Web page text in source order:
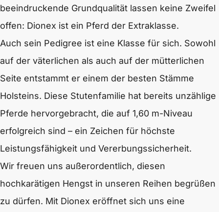
beeindruckende Grundqualität lassen keine Zweifel
offen: Dionex ist ein Pferd der Extraklasse.
Auch sein Pedigree ist eine Klasse für sich. Sowohl
auf der väterlichen als auch auf der mütterlichen
Seite entstammt er einem der besten Stämme
Holsteins. Diese Stutenfamilie hat bereits unzählige
Pferde hervorgebracht, die auf 1,60 m-Niveau
erfolgreich sind – ein Zeichen für höchste
Leistungsfähigkeit und Vererbungssicherheit.
Wir freuen uns außerordentlich, diesen
hochkarätigen Hengst in unseren Reihen begrüßen
zu dürfen. Mit Dionex eröffnet sich uns eine